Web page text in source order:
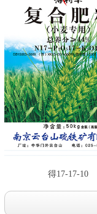
得17-17-10